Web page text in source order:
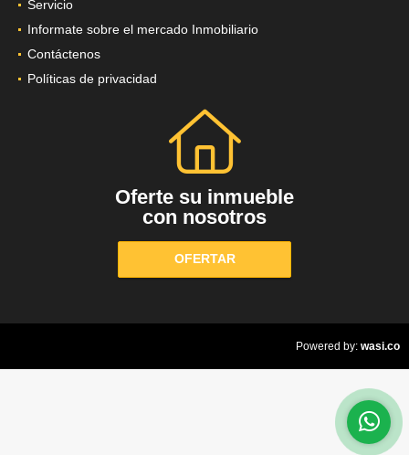
Servicio
Informate sobre el mercado Inmobiliario
Contáctenos
Políticas de privacidad
Oferte su inmueble
con nosotros
OFERTAR
Powered by: wasi.co